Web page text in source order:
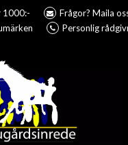
1000:-
Frågor? Maila
Personlig